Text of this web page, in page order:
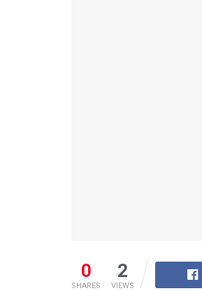
0
SHARES
2
VIEWS